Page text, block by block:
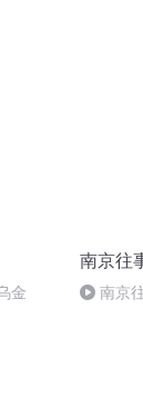
金
南京往
南京